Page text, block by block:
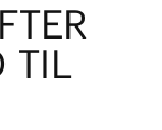
TIL